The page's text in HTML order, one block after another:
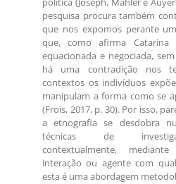
pesquisa procura também
que nos expomos perante
que, como afirma Catarina
equacionada e negociada,
há uma contradição nos
contextos os indivíduos
manipulam a forma como se
(Frois, 2017, p. 30). Por isso,
a etnografia se desdobra
técnicas de
contextualmente,
interação ou agente com
esta é uma abordagem